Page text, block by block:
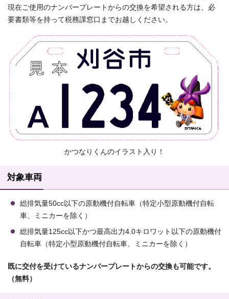
現在ご使用のナンバープレートからの交換を希望される方は、必
要書類等を持って税務課窓口までお越しください。
かつなりくんのイラスト入り！
対象車両
総排気量50cc以下の原動機付自転車（特定小型原動機付自転
車、ミニカーを除く）
総排気量125cc以下かつ最高出力4.0キロワット以下の原動機付
自転車（特定小型原動機付自転車、ミニカーを除く）
既に交付を受けているナンバープレートからの交換も可能です。
（無料）